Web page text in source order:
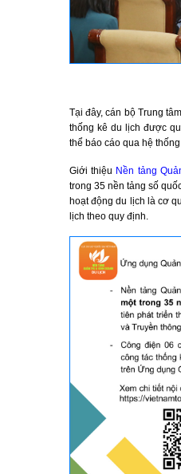
Tại đây, cán bộ Trung
thống kê du lịch được
thể báo cáo qua hệ thống
Giới thiệu Nền tảng
trong 35 nền tảng số
hoạt động du lịch là cơ
lịch theo quy định.